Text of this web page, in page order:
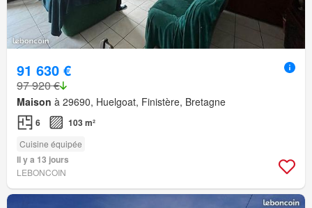
91 630 €
97 920 €
Maison à 29690, Huelgoat, Finistère, Bretagne
6 103 m²
Cuisine équipée
Il y a 13 jours
LEBONCOIN